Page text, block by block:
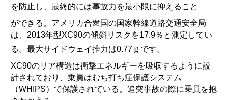
を防止し、最終的には事故力を最小限に抑えること
ができる。アメリカ合衆国の国家幹線道路交通安全局
は、2013年型XC90の傾斜リスクを17.9％と測定してい
る 。最大サイドウェイ推力は0.77ｇです。
XC90のリア構造は衝撃エネルギーを吸収するように設
計されており、乗員はむち打ち症保護システム
（WHIPS）で保護されている。追突事故の際に乗員を抱